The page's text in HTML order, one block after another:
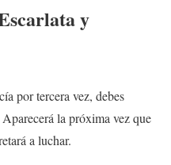
y
por tercera vez, debes
la próxima vez que
a luchar.